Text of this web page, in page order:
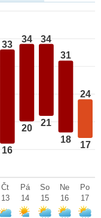
33
16
34
20
34
21
31
18
24
17
Čt
13
Pá
14
So
15
Ne
16
Po
17